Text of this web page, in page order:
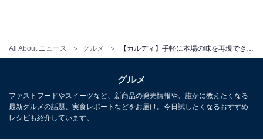
All About ニュース グルメ
グルメ
ファストフードやスイーツなど、新商品の発売情報や、誰かに教えたくなる
最新グルメの話題、実食レポートなどをお届け。今日試したくなるおすすめ
レシピも紹介しています。